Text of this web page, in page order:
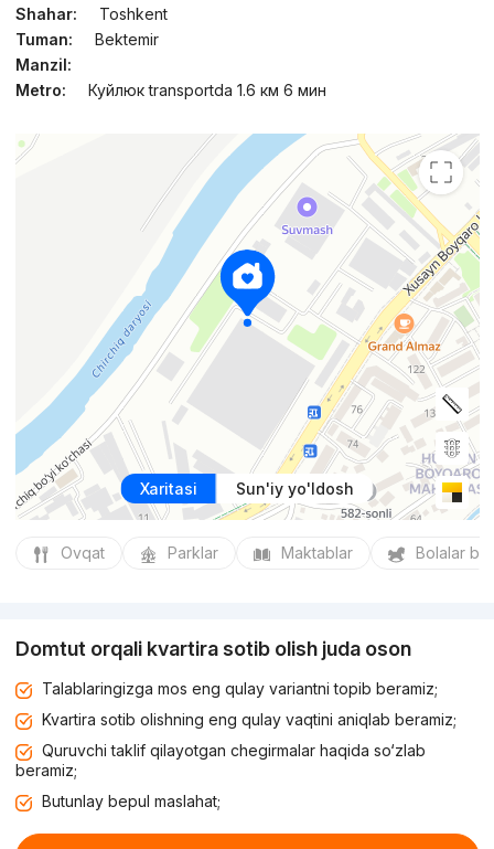
Shahar:
Toshkent
Tuman:
Bektemir
Manzil:
Metro:
Куйлюк transportda 1.6 км 6 мин
Xaritasi Sun'iy yo'ldosh
Ovqat Parklar Maktablar Bolalar
Domtut orqali kvartira sotib olish juda oson
Talablaringizga mos eng qulay variantni topib beramiz;
Kvartira sotib olishning eng qulay vaqtini aniqlab beramiz;
Quruvchi taklif qilayotgan chegirmalar haqida so‘zlab
beramiz;
Butunlay bepul maslahat;